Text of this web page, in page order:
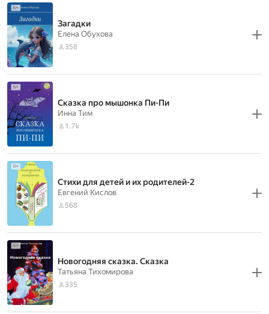
Загадки
Елена Обухова
358
Сказка про мышонка Пи-Пи
Инна Тим
1.7k
Стихи для детей и их родителей-2
Евгений Кислов
568
Новогодняя сказка. Сказка
Татьяна Тихомирова
335